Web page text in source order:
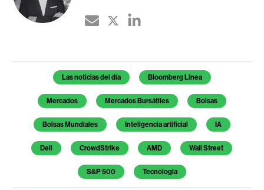
Temas de este artículo
Las noticias del día Bloomberg Línea
Mercados Mercados Bursátiles Bolsas
Bolsas Mundiales Inteligencia artificial IA
Dell CrowdStrike AMD Wall Street
S&P 500 Tecnologia